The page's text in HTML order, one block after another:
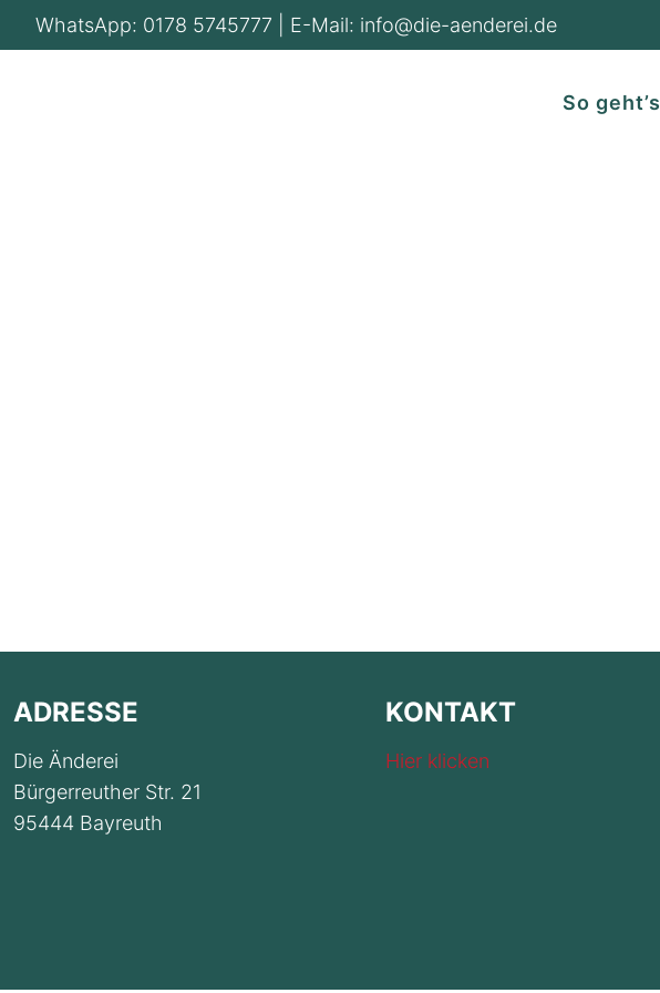
WhatsApp: 0178 5745777 | E-Mail: info@die-aenderei.de
So geht’s
ADRESSE
Die Änderei
Bürgerreuther Str. 21
95444 Bayreuth
KONTAKT
Hier klicken